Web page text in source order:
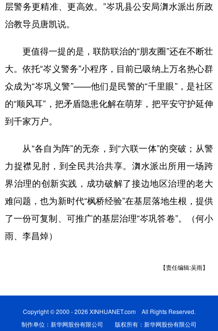
层警务更精准、更高效。”岑巩县公安局㵲水派出所政
治教导员唐凯说。
更值得一提的是，联防联治的“朋友圈”还在不断壮
大。依托“岑义警务”小程序，目前已吸纳上万名热心群
众成为“岑巩义警”——他们是民警的“千里眼”，是社区
的“顺风耳”，把矛盾隐患化解在萌芽，把平安守护延伸
到千家万户。
从“各自为阵”的无奈，到“六联一体”的突破；从警
力捉襟见肘，到全民共治共享。㵲水派出所用一场跨
界治理的创新实践，成功破解了接边地区治理的老大
难问题，也为新时代“枫桥经验”在基层落地生根，提供
了一份可复制、可推广的基层治理“岑巩答卷”。（何小
雨、李昌焯）
【责任编辑:吴雨】
Copyright © 2000 - 2026 XINHUANET.com All Rights Reserved.
制作单位：新华网股份有限公司 版权所有：新华网股份有限公司